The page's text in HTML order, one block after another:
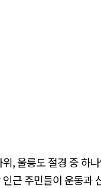
, 울릉도 절경 중 하
근 주민들이 운동과